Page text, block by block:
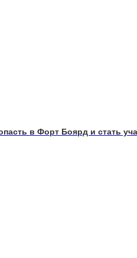
в Форт Боярд и стать